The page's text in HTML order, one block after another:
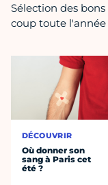
Sélection des
coup toute l'année
DÉCOUVRIR
Où donner son
sang à Paris cet
été ?